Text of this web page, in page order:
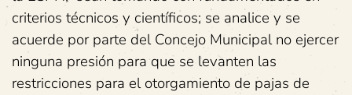
criterios técnicos y científicos; se analice y se
acuerde por parte del Concejo Municipal no ejercer
ninguna presión para que se levanten las
restricciones para el otorgamiento de pajas de